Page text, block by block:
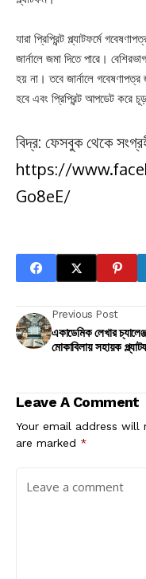
যারা প্রিপ্রিন্ট প্ল্যাটফর্মে
জার্নালে জমা দিতে পারে।
হয় না। তবে জার্নালে
হবে এবং প্রিপ্রিন্ট আপডেট করে
বিদ্র: ফেসবুক থেকে
https://
Go8eE/
Previous Post
একাডেমিক লেখার
মোকাবিলায় সহায়ক
Leave A Comment
Your email address will
are marked *